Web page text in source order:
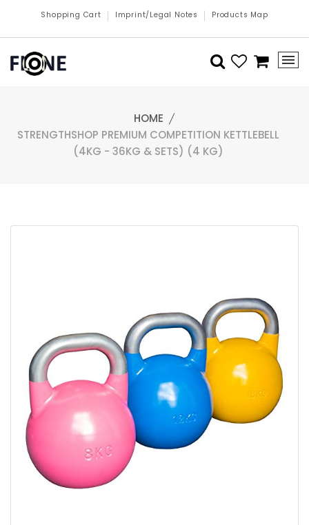
Shopping Cart Imprint/Legal Notes Products Map
HOME
STRENGTHSHOP PREMIUM COMPETITION KETTLEBELL
(4KG - 36KG & SETS) (4 KG)